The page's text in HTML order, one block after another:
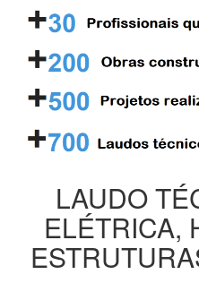
LAUDO
ELÉTRICA,